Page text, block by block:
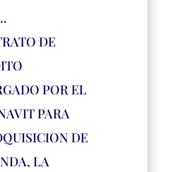
DE
POR EL
PARA
DE
LA